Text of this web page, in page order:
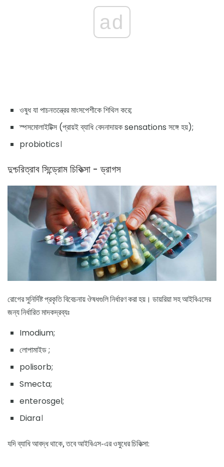
ad
ওষুধ যা পাচনতন্ত্রের মাংসপেশীকে শিথিল করে;
স্পসমোলাইটিক্স (প্রায়ই ব্যাধি বেদনাদায়ক sensations সঙ্গে হয়);
probiotics।
দুশ্চরিত্রাব সিন্ড্রোম চিকিত্সা - ড্রাগস
রোগের সুনির্দিষ্ট প্রকৃতি বিবেচনায় ঔষধগুলি নির্ধারণ করা হয়। ডায়রিয়া সহ আইবিএসের
জন্য নির্ধারিত মাদকদ্রব্যঃ
Imodium;
লোপামাইড ;
polisorb;
Smecta;
enterosgel;
Diara।
যদি ব্যাধি আবদ্ধ থাকে, তবে আইবিএস-এর ওষুধের চিকিত্সা: